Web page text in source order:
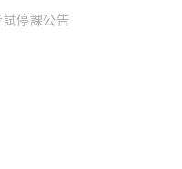
試停課公告